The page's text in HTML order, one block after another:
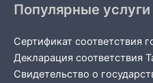
Популярные услуги
Сертификат соответствия
Декларация соответствия
Свидетельство о